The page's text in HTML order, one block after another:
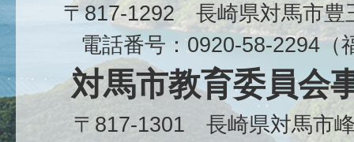
〒817-1292 長崎県対馬市
電話番号：0920-58-2294（
対馬市教育委員会
〒817-1301 長崎県対馬市